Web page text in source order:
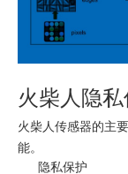
火柴人隐
火柴人传感器的主
能。
隐私保护